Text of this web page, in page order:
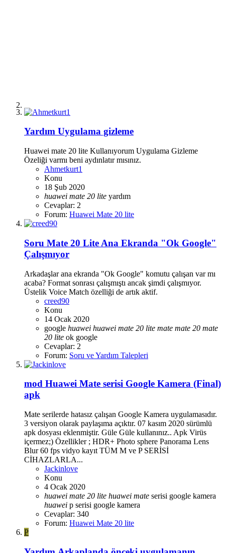
Yardım Uygulama gizleme
Huawei mate 20 lite Kullanıyorum Uygulama Gizleme
Özeliği varmı beni aydınlatır mısınız.
Ahmetkurt1
Konu
18 Şub 2020
huawei mate 20 lite yardım
Cevaplar: 2
Forum: Huawei Mate 20 lite
Soru Mate 20 Lite Ana Ekranda "Ok Google"
Çalışmıyor
Arkadaşlar ana ekranda "Ok Google" komutu çalışan var mı
acaba? Format sonrası çalışmıştı ancak şimdi çalışmıyor.
Üstelik Voice Match özelliği de artık aktif.
creed90
Konu
14 Ocak 2020
google huawei huawei mate 20 lite mate mate 20 mate
20 lite ok google
Cevaplar: 2
Forum: Soru ve Yardım Talepleri
mod Huawei Mate serisi Google Kamera (Final)
apk
Mate serilerde hatasız çalışan Google Kamera uygulamasıdır.
3 versiyon olarak paylaşıma açıktır. 07 kasım 2020 sürümlü
apk dosyası eklenmiştir. Güle Güle kullanınız.. Apk Virüs
içermez;) Özellikler ; HDR+ Photo sphere Panorama Lens
Blur 60 fps vidyo kayıt TÜM M ve P SERİSİ
CİHAZLARLA...
Jackinlove
Konu
4 Ocak 2020
huawei mate 20 lite huawei mate serisi google kamera
huawei p serisi google kamera
Cevaplar: 340
Forum: Huawei Mate 20 lite
P